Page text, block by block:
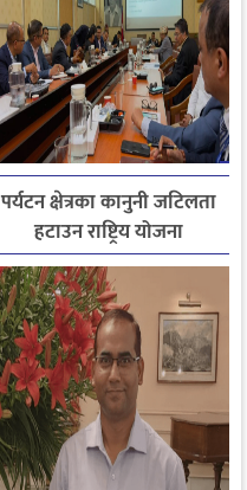
पर्यटन क्षेत्रका कानुनी जटिलता
हटाउन राष्ट्रिय योजना
आयोगसमक्ष होटल संघ
बागमतीका पाँचबुँदे माग